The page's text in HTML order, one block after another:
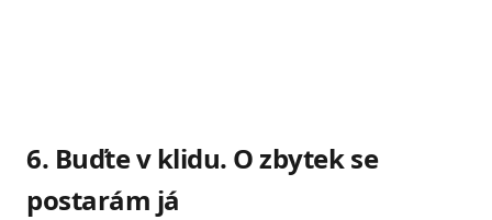
6. Buďte v klidu. O zbytek se
postarám já